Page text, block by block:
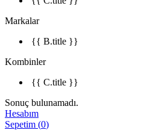
Markalar
{{ B.title }}
Kombinler
{{ C.title }}
Sonuç bulunamadı.
Hesabım
Sepetim (0)